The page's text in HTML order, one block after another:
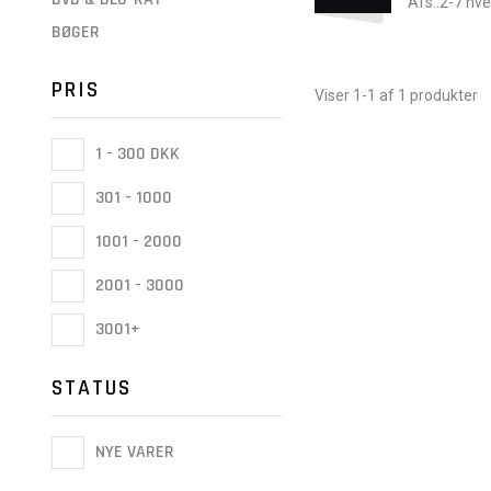
BØGER
PRIS
1 - 300 DKK
301 - 1000
1001 - 2000
2001 - 3000
3001+
STATUS
NYE VARER
Viser 1-1 af 1 produkter